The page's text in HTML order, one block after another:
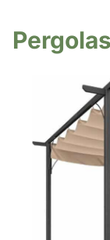
Pergolas